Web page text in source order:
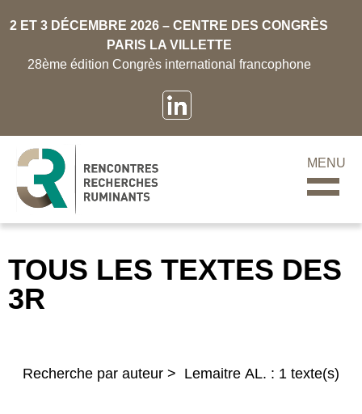
2 ET 3 DÉCEMBRE 2026 – CENTRE DES CONGRÈS
PARIS LA VILLETTE
28ème édition Congrès international francophone
MENU
TOUS LES TEXTES DES
3R
Recherche par auteur > Lemaitre AL. : 1 texte(s)